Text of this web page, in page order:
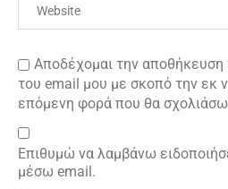
Αποδέχομαι την αποθήκευση
του email μου με σκοπό την εκ
επόμενη φορά που θα
Επιθυμώ να λαμβάνω
μέσω email.